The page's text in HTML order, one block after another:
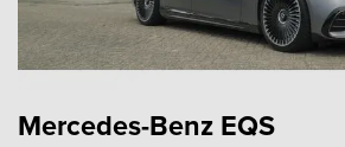
Mercedes-Benz EQS